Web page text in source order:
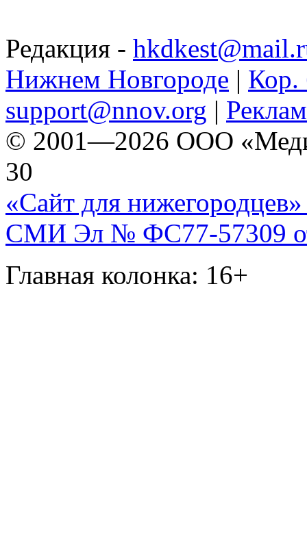
Редакция -
Нижнем Новгороде | Кор.
support@nnov.org |
© 2001—2026 ООО
30
«Сайт для нижегородцев»
СМИ Эл № ФС77-57309
Главная колонка: 16+